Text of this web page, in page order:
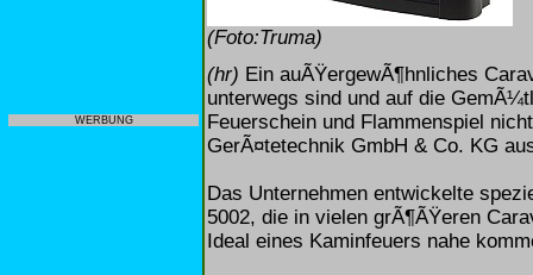
WERBUNG
(Foto:Truma)
(hr) Ein auÃŸergewÃ¶hnliches
unterwegs sind und auf die
Feuerschein und Flammenspiel
GerÃ¤tetechnik GmbH & Co. KG
Das Unternehmen entwickelte
5002, die in vielen grÃ¶ÃŸeren
Ideal eines Kaminfeuers nahe